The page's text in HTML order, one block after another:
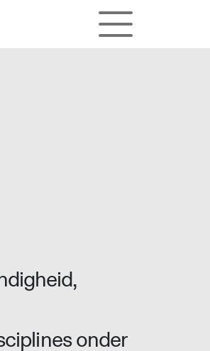
onder